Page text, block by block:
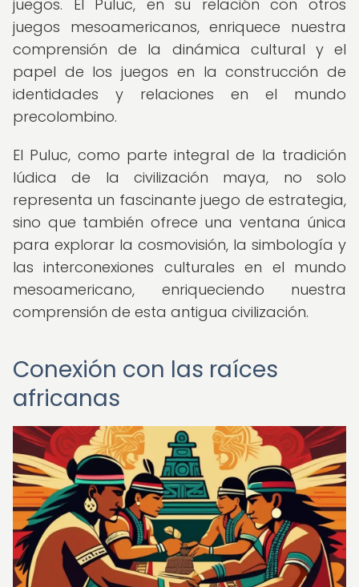
juegos. El Puluc, en su relación con otros
juegos mesoamericanos, enriquece nuestra
comprensión de la dinámica cultural y el
papel de los juegos en la construcción de
identidades y relaciones en el mundo
precolombino.
El Puluc, como parte integral de la tradición
lúdica de la civilización maya, no solo
representa un fascinante juego de estrategia,
sino que también ofrece una ventana única
para explorar la cosmovisión, la simbología y
las interconexiones culturales en el mundo
mesoamericano, enriqueciendo nuestra
comprensión de esta antigua civilización.
Conexión con las raíces
africanas